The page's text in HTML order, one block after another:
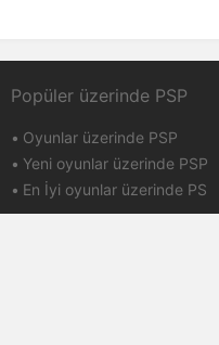
Popüler üzerinde PSP
Oyunlar üzerinde PSP
Yeni oyunlar üzerinde PSP
En İyi oyunlar üzerinde PS